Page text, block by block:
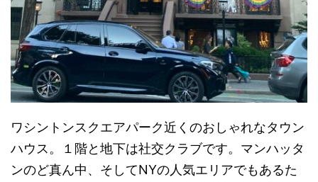
ワシントンスクエアパーク近くのおしゃれなタウン
ハウス。１階と地下は社交クラブです。マンハッタ
ンのど真ん中、そしてNYの人気エリアでもあるた